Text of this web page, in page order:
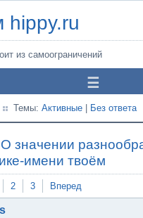
hippy.ru
из самоограничений
Темы: Активные Без ответа
О значении
имени твоём
2 3 Вперед